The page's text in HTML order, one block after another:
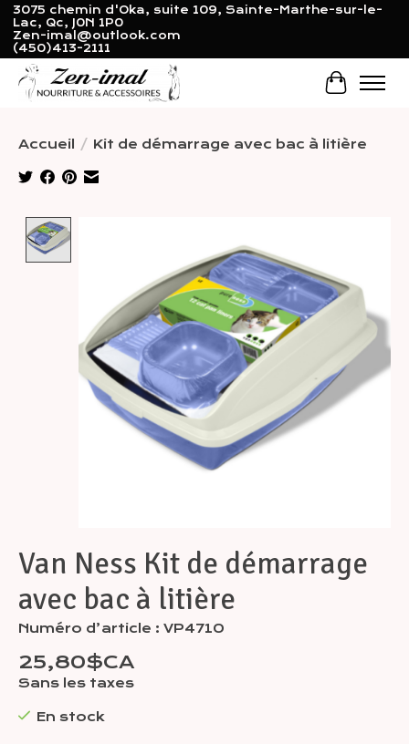
3075 chemin d'Oka, suite 109, Sainte-Marthe-sur-le-
Lac, Qc, J0N 1P0
Zen-imal@outlook.com
(450)413-2111
Panier
Accueil / Kit de démarrage avec bac à litière
Van Ness Kit de démarrage
avec bac à litière
Numéro d’article : VP4710
25,80$CA
Sans les taxes
En stock